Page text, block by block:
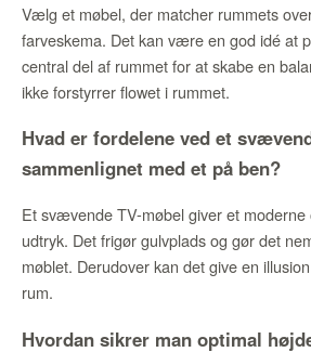
Vælg et møbel, der matcher rummets
farveskema. Det kan være en god idé at
central del af rummet for at skabe en
ikke forstyrrer flowet i rummet.
Hvad er fordelene ved et
sammenlignet med et på ben?
Et svævende TV-møbel giver et moderne
udtryk. Det frigør gulvplads og gør det
møblet. Derudover kan det give en
rum.
Hvordan sikrer man optimal